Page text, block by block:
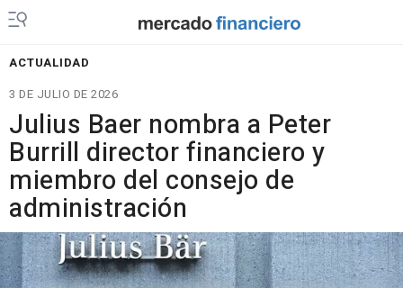
ACTUALIDAD
3 DE JULIO DE 2026
Julius Baer nombra a Peter
Burrill director financiero y
miembro del consejo de
administración